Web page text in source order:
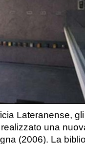
Lateranense,
una
(2006). La